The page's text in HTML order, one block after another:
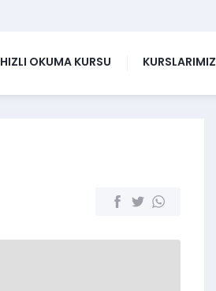
HIZLI OKUMA KURSU KURSLARIMIZ